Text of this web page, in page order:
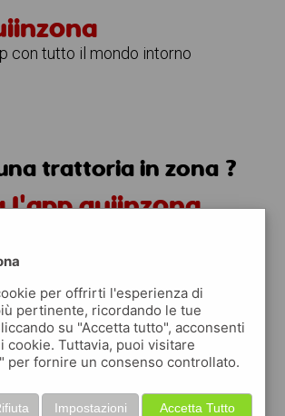
con tutto il mondo intorno
trattoria in zona ?
l'app quiinzona
trattorie in zona
in zona e tutti i posti
mangiare vicino a te
per offrirti l'esperienza di
pertinente, ricordando le tue
su "Accetta tutto", acconsenti
cookie. Tuttavia, puoi visitare
per fornire un consenso controllato.
Accetta Tutto
Impostazioni